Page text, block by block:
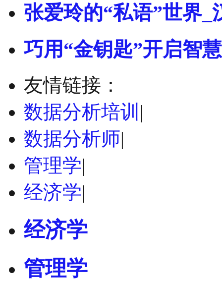
张爱玲的“私语”世界_
巧用“金钥匙”开启智
友情链接：
数据分析培训 |
数据分析师|
管理学|
经济学|
经济学
管理学